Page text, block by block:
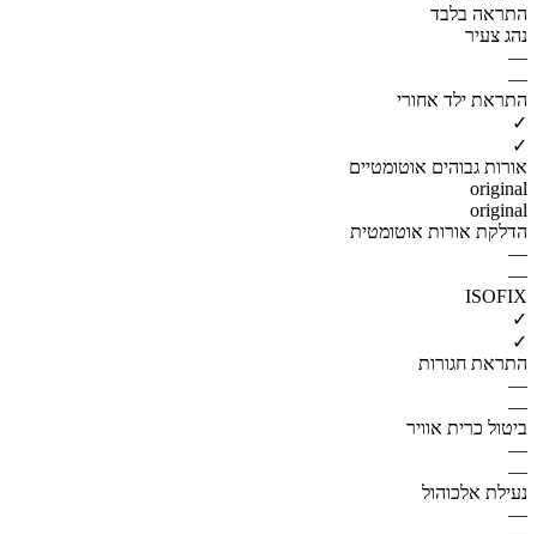
התראה בלבד
נהג צעיר
—
—
התראת ילד אחורי
✓
✓
אורות גבוהים אוטומטיים
original
original
הדלקת אורות אוטומטית
—
—
ISOFIX
✓
✓
התראת חגורות
—
—
ביטול כרית אוויר
—
—
נעילת אלכוהול
—